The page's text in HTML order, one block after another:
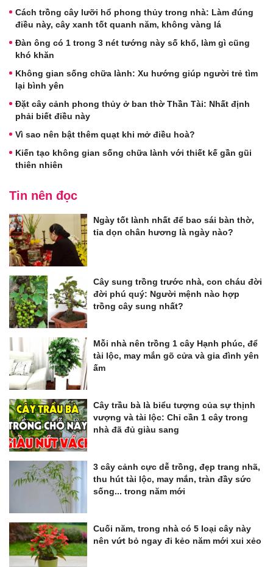
Cách trồng cây lưỡi hổ phong thủy trong nhà: Làm đúng
điều này, cây xanh tốt quanh năm, không vàng lá
Đàn ông có 1 trong 3 nét tướng này số khổ, làm gì cũng
khó khăn
Không gian sống chữa lành: Xu hướng giúp người trẻ tìm
lại bình yên
Đặt cây cảnh phong thủy ở ban thờ Thần Tài: Nhất định
phải biết điều này
Vì sao nên bật thêm quạt khi mở điều hoà?
Kiến tạo không gian sống chữa lành với thiết kế gần gũi
thiên nhiên
Tin nên đọc
Ngày tốt lành nhất để bao sái bàn thờ,
tỉa dọn chân hương là ngày nào?
Cây sung trồng trước nhà, con cháu đời
đời phú quý: Người mệnh nào hợp
trồng cây sung nhất?
Mỗi nhà nên trồng 1 cây Hạnh phúc, để
tài lộc, may mắn gõ cửa và gia đình yên
ấm
Cây trầu bà là biểu tượng của sự thịnh
vượng và tài lộc: Chỉ cần 1 cây trong
nhà đã đủ giàu sang
3 cây cảnh cực dễ trồng, đẹp trang nhã,
thu hút tài lộc, may mắn, tràn đầy sức
sống... trong năm mới
Cuối năm, trong nhà có 5 loại cây này
nên vứt bỏ ngay đi kẻo năm mới xui xẻo